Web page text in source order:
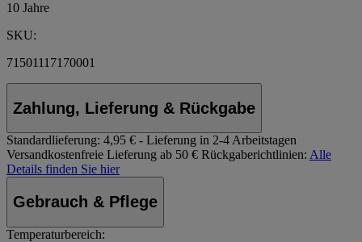
10 Jahre
SKU:
71501117170001
Zahlung, Lieferung & Rückgabe
Standardlieferung: 4,95 € - Lieferung in 2-4 Arbeitstagen
Versandkostenfreie Lieferung ab 50 € Rückgaberichtlinien: Alle
Details finden Sie hier
Gebrauch & Pflege
Temperaturbereich: